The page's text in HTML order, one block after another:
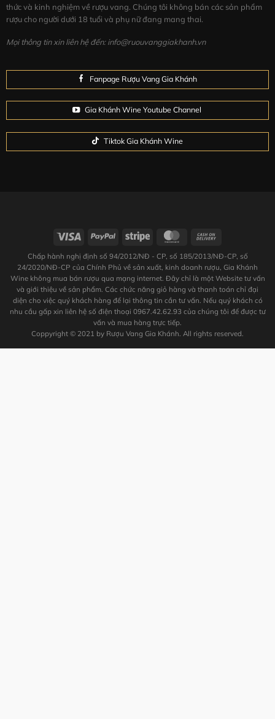
thức và kinh nghiệm về rượu vang. Chúng tôi không bán các sản phẩm
rượu cho người dưới 18 tuổi và phụ nữ đang mang thai.
Mọi thông tin xin liên hệ đến: info@ruouvanggiakhanh.vn
Fanpage Rượu Vang Gia Khánh
Gia Khánh Wine Youtube Channel
Tiktok Gia Khánh Wine
Chấp hành nghị định số 94/2012/NĐ - CP, số 185/2013/NĐ-CP, số
24/2020/NĐ-CP của Chính Phủ về sản xuất, kinh doanh rượu, Gia Khánh
Wine không mua bán rượu qua mạng internet. Đây chỉ là một Website tư vấn
và giới thiệu về sản phẩm. Các chức năng giỏ hàng và thanh toán chỉ đại
diện cho việc quý khách hàng để lại thông tin cần tư vấn. Nếu quý khách có
nhu cầu gấp xin liên hệ số điện thoại 0967.42.62.93 của chúng tôi để được tư
vấn và mua hàng trực tiếp.
Coppyright © 2021 by Rượu Vang Gia Khánh. All rights reserved.